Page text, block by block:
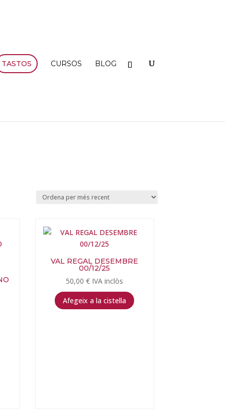
TASTOS CURSOS BLOG
VAL REGAL DESEMBRE
00/12/25
50,00€ IVA inclòs
Afegeix a la cistella